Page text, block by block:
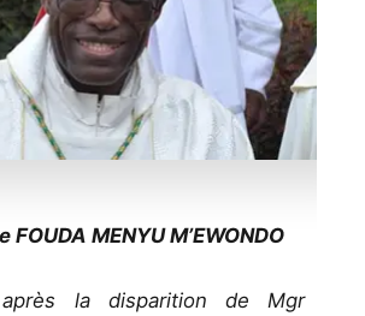
FOUDA MENYU M’EWONDO
la disparition de Mgr